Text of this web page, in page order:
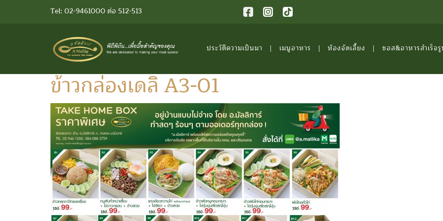
Tel: 02-9461000 ต่อ 512-513
ประวัติความเป็นมา เมนูอาหาร ห้องจัดเลี้ยง ซอส&อาหารสำเร็จ
ข้าวกล่องเดลิ A3-01